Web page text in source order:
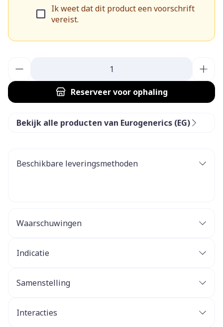
Ik weet dat dit product een voorschrift
vereist.
Reserveervoor ophaling
Bekijk alle producten van Eurogenerics (EG)
Beschikbare leveringsmethoden
Waarschuwingen
Indicatie
Samenstelling
Interacties